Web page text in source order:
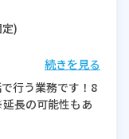
)
続きを見る
行う業務です！8
長の可能性もあ